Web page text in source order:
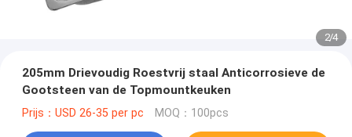
2/4
205mm Drievoudig Roestvrij staal Anticorrosieve de
Gootsteen van de Topmountkeuken
Prijs：USD 26-35 per pc MOQ：100pcs